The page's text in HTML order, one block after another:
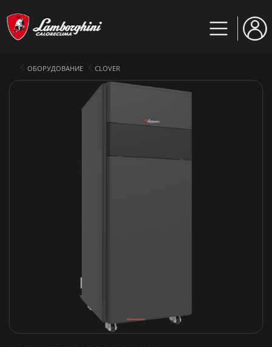
ОБОРУДОВАНИЕ CLOVER